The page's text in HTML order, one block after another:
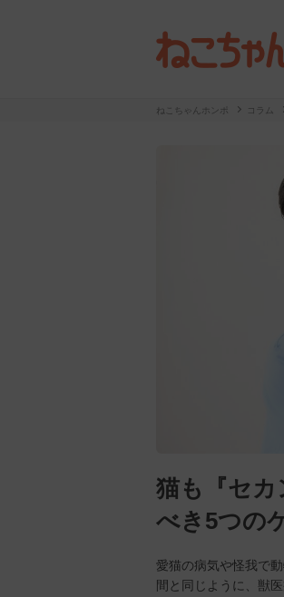
ねこちゃんホンポ コラム
猫も『セ
べき5つの
愛猫の病気や怪我で
間と同じように、獣